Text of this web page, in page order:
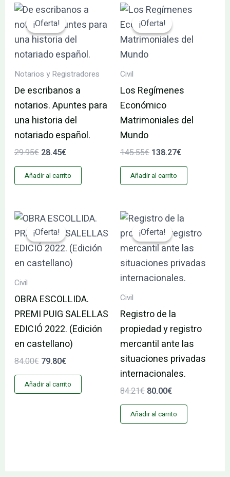
¡Oferta!
¡Oferta!
Notarios y Registradores
De escribanos a
notarios. Apuntes para
una historia del
notariado español.
29.95€
El
precio
original
era:
29.95€.
28.45€
El
precio
actual
es:
28.45€.
Añadir al carrito
¡Oferta!
¡Oferta!
Civil
Los Regímenes
Económico
Matrimoniales del
Mundo
145.55€
El
precio
original
era:
138.27€
El
es:
Añadir al carrito
¡Oferta!
¡Oferta!
Civil
OBRA ESCOLLIDA.
PREMI PUIG SALELLAS
EDICIÓ 2022. (Edición
en castellano)
84.00€
El
precio
original
era:
84.00€.
79.80€
El
precio
actual
es:
79.80€.
Añadir al carrito
¡Oferta!
¡Oferta!
Civil
Registro de la
propiedad y registro
mercantil ante las
situaciones privadas
internacionales.
84.21€
El
precio
original
era:
84.21€.
80.00€
El
precio
actual
es:
80.00€.
Añadir al carrito